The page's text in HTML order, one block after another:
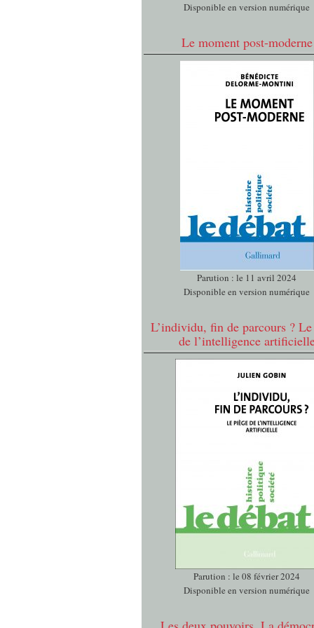
Disponible en version numérique
Le moment post-moderne
Parution : le 11 avril 2024
Disponible en version numérique
L’individu, fin de parcours ?
de l’intelligence
Parution : le 08 février 2024
Disponible en version numérique